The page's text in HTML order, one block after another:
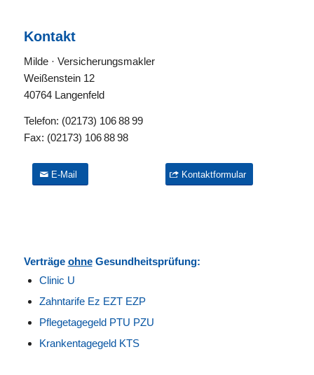
Kontakt
Milde · Versicherungsmakler
Weißenstein 12
40764 Langenfeld
Telefon: (02173) 106 88 99
Fax: (02173) 106 88 98
E-Mail Kontaktformular
Verträge ohneGesundheitsprüfung:
Clinic U
Zahntarife Ez EZT EZP
Pflegetagegeld PTU PZU
Krankentagegeld KTS